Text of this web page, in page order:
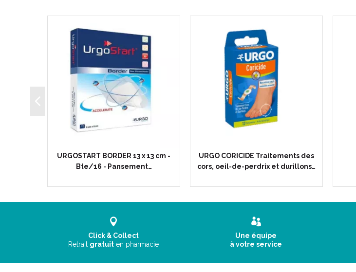
URGOSTART BORDER 13 x 13 cm -
Bte/16 - Pansement…
URGO CORICIDE Traitements des
cors, oeil-de-perdrix et durillons…
Click & Collect
Retrait gratuit en pharmacie
Une équipe
à votre service